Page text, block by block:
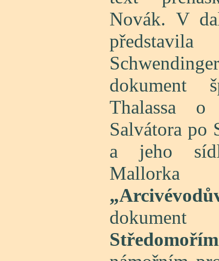
Novák. V
dokument
Thalassa o
Salvátora po
a jeho